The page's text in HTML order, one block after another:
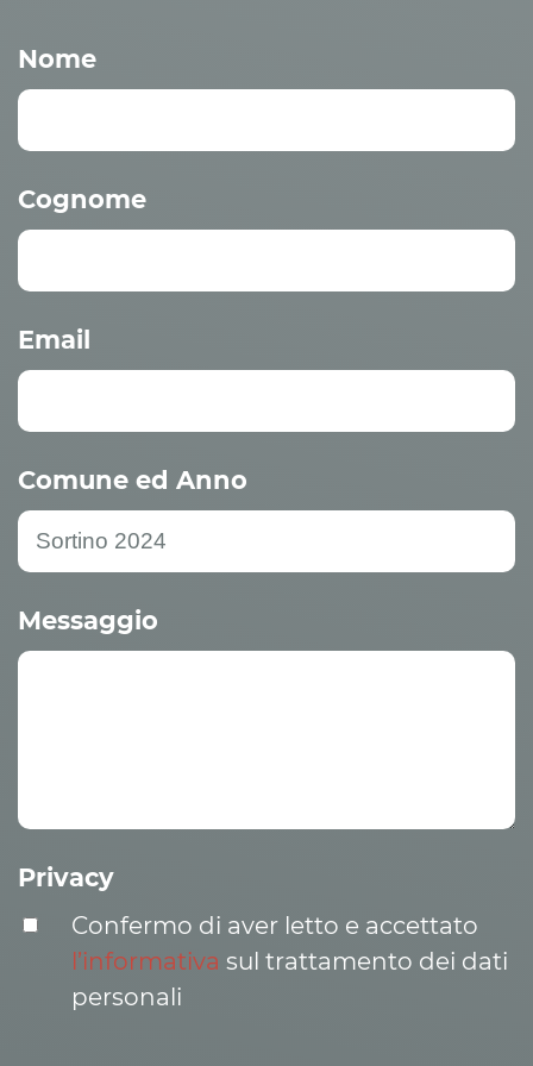
Nome
Cognome
Email
Comune ed Anno
Messaggio
Privacy
Confermo di aver letto e accettato
l’informativa sul trattamento dei dati
personali